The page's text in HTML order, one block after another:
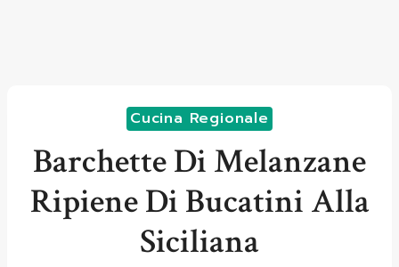
Cucina Regionale
Barchette Di Melanzane
Ripiene Di Bucatini Alla
Siciliana